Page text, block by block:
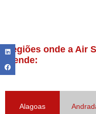
Regiões onde a Air
atende:
Alagoas